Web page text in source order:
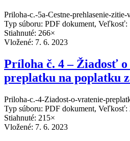
Priloha-c.-5a-Cestne-prehlasenie-
Typ súboru: PDF dokument, Veľkosť:
Stiahnuté: 266×
Vložené: 7. 6. 2023
Príloha č. 4 – Žiadosť
preplatku na poplatku
Priloha-c.-4-Ziadost-o-vratenie-
Typ súboru: PDF dokument, Veľkosť:
Stiahnuté: 215×
Vložené: 7. 6. 2023